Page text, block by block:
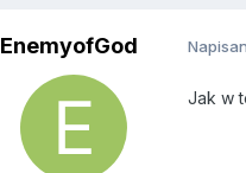
EnemyofGod
Jak w